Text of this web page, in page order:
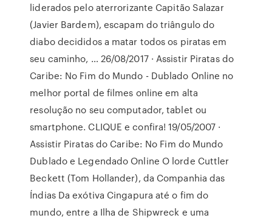
liderados pelo aterrorizante Capitão Salazar
(Javier Bardem), escapam do triângulo do
diabo decididos a matar todos os piratas em
seu caminho, … 26/08/2017 · Assistir Piratas do
Caribe: No Fim do Mundo - Dublado Online no
melhor portal de filmes online em alta
resolução no seu computador, tablet ou
smartphone. CLIQUE e confira! 19/05/2007 ·
Assistir Piratas do Caribe: No Fim do Mundo
Dublado e Legendado Online O lorde Cuttler
Beckett (Tom Hollander), da Companhia das
Índias Da exótiva Cingapura até o fim do
mundo, entre a Ilha de Shipwreck e uma